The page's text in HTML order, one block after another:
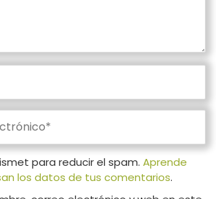
para reducir el spam. Aprende
los datos de tus comentarios.